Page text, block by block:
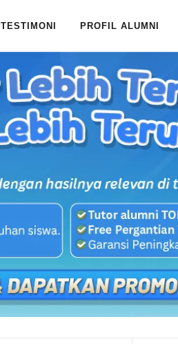
TESTIMONI PROFIL ALUMNI